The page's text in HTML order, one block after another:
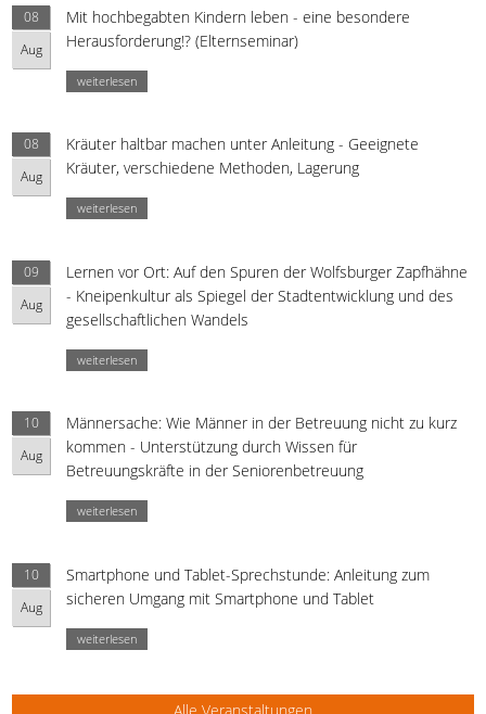
08
Aug
Mit hochbegabten Kindern leben - eine besondere
Herausforderung!? (Elternseminar)
weiterlesen
08
Aug
Kräuter haltbar machen unter Anleitung - Geeignete
Kräuter, verschiedene Methoden, Lagerung
weiterlesen
09
Aug
Lernen vor Ort: Auf den Spuren der Wolfsburger Zapfhähne
- Kneipenkultur als Spiegel der Stadtentwicklung und des
gesellschaftlichen Wandels
weiterlesen
10
Aug
Männersache: Wie Männer in der Betreuung nicht zu kurz
kommen - Unterstützung durch Wissen für
Betreuungskräfte in der Seniorenbetreuung
weiterlesen
10
Aug
Smartphone und Tablet-Sprechstunde: Anleitung zum
sicheren Umgang mit Smartphone und Tablet
weiterlesen
Alle Veranstaltungen